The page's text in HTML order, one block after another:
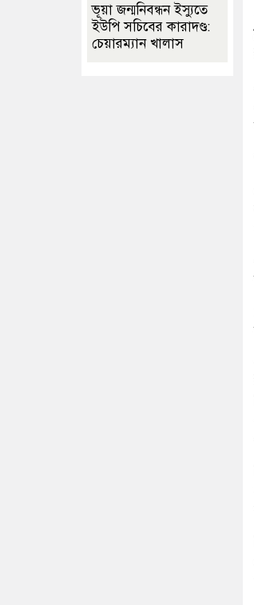
ভূয়া জন্মনিবন্ধন ইস্যুতে
ইউপি সচিবের কারাদণ্ড:
চেয়ারম্যান খালাস